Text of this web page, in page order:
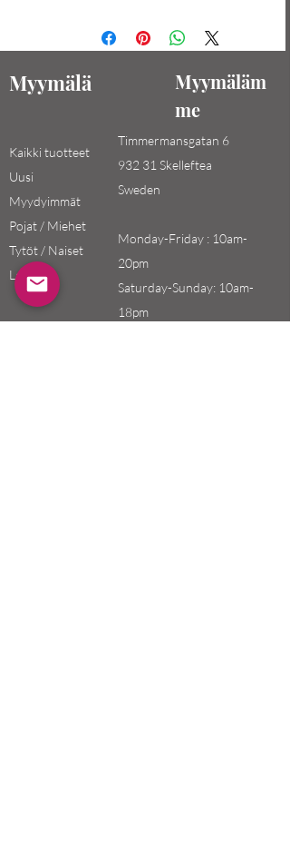
Myymälä
Myymäläm
me
Kaikki tuotteet
Uusi
Myydyimmät
Pojat / Miehet
Tytöt / Naiset
Lapset
Timmermansgatan 6
932 31 Skelleftea
Sweden
Monday-Friday : 10am-
20pm
Saturday-Sunday: 10am-
18pm